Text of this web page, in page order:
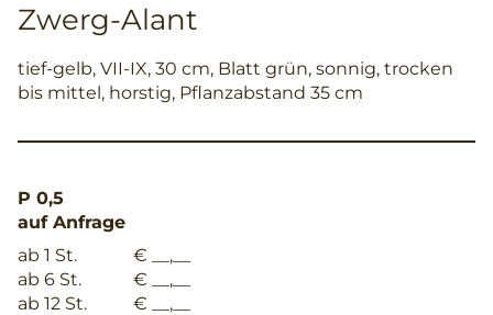
Zwerg-Alant
tief-gelb, VII-IX, 30 cm, Blatt grün, sonnig, trocken
bis mittel, horstig, Pflanzabstand 35 cm
P 0,5
auf Anfrage
ab 1 St.
€ __,__
ab 6 St.
€ __,__
ab 12 St.
€ __,__